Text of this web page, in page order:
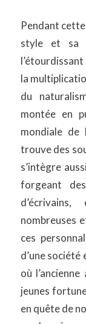
Pendant
style et sa
la
du
montée en
mondiale de
trouve des
s’intègre
forgeant
nombreuses
ces
d’une
où
jeunes
en quête de